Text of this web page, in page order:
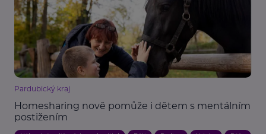
Pardubický kraj
Homesharing nově pomůže i dětem s mentálním
postižením